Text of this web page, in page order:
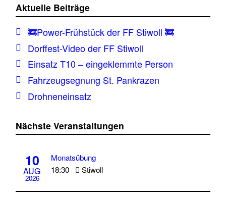
Aktuelle Beiträge
🚒Power-Frühstück der FF Stiwoll 🚒
Dorffest-Video der FF Stiwoll
Einsatz T10 – eingeklemmte Person
Fahrzeugsegnung St. Pankrazen
Drohneneinsatz
Nächste Veranstaltungen
10
AUG
2026
Monatsübung
18:30
Stiwoll